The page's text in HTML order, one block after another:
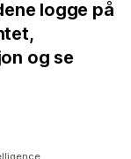
logge på
og se